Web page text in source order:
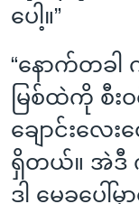
ပေါ့။”
“နောက်တခါ
မြစ်ထဲကို စီ
ချောင်းလ
ရှိတယ်။ အဲဒီ
ဒါ မေခပေါ်